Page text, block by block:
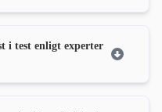
i test enligt experter